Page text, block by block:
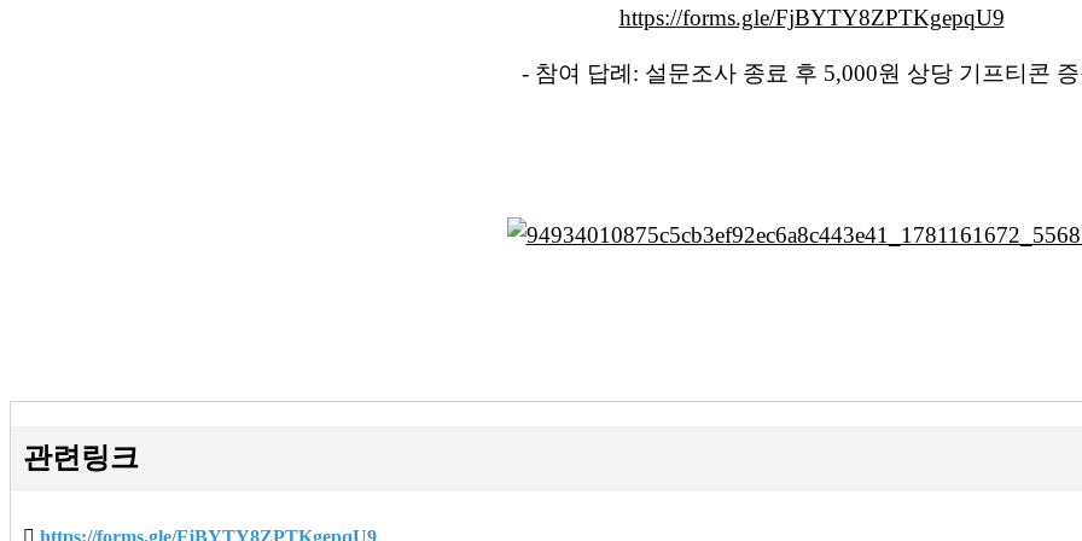
https://forms.gle/FjBYTY8ZPTKgepqU9
- 참여 답례: 설문조사 종료 후 5,000원 상당 기프티콘 증
관련링크
https://forms.gle/FjBYTY8ZPTKgepqU9